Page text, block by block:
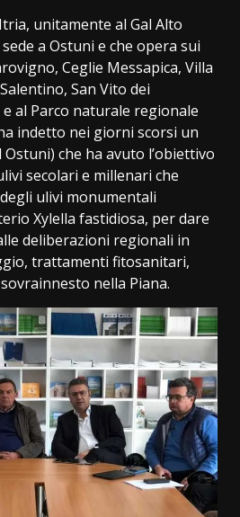
unitamente al Gal Alto
a Ostuni e che opera sui
Ceglie Messapica, Villa
San Vito dei
al Parco naturale regionale
indetto nei giorni scorsi un
che ha avuto l’obiettivo
secolari e millenari che
ulivi monumentali
Xylella fastidiosa, per dare
deliberazioni regionali in
trattamenti fitosanitari,
nella Piana.